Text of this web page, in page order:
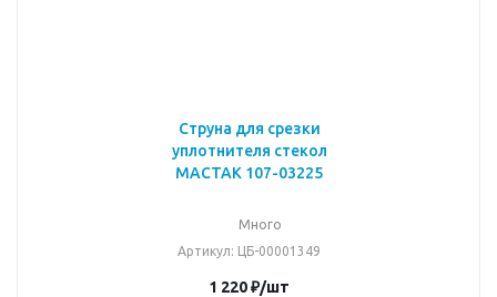
Струна для срезки
уплотнителя стекол
МАСТАК 107-03225
Много
Артикул: ЦБ-00001349
1 220₽/шт